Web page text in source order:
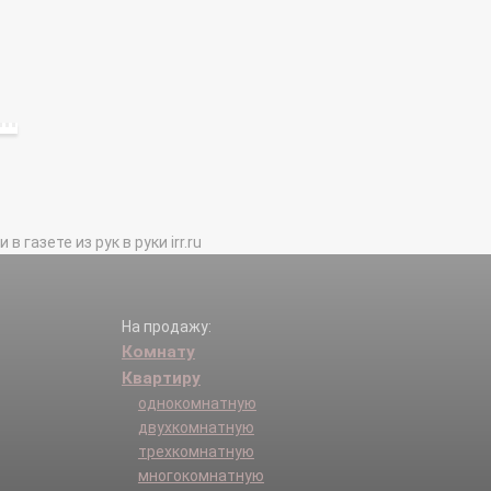
газете из рук в руки irr.ru
На продажу:
Комнату
Квартиру
однокомнатную
двухкомнатную
трехкомнатную
многокомнатную